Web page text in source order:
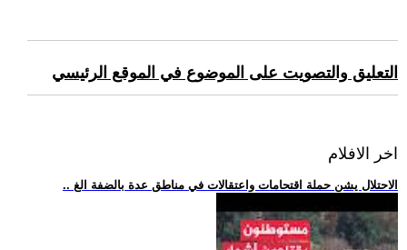
التعليق والتصويت على الموضوع في الموقع الرئيسي
اخر الافلام
.. الاحتلال يشن حملة اقتحامات واعتقالات في مناطق عدة بالضفة الغ